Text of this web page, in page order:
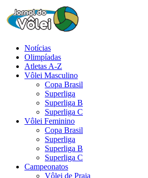
Notícias
Olimpíadas
Atletas A-Z
Vôlei Masculino
Copa Brasil
Superliga
Superliga B
Superliga C
Vôlei Feminino
Copa Brasil
Superliga
Superliga B
Superliga C
Campeonatos
Vôlei de Praia